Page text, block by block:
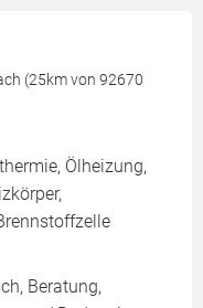
(25km von 92670
Ölheizung,
Beratung,